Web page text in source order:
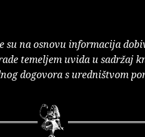
su na osnovu informacija
temeljem uvida u sadržaj
dogovora s uredništvom